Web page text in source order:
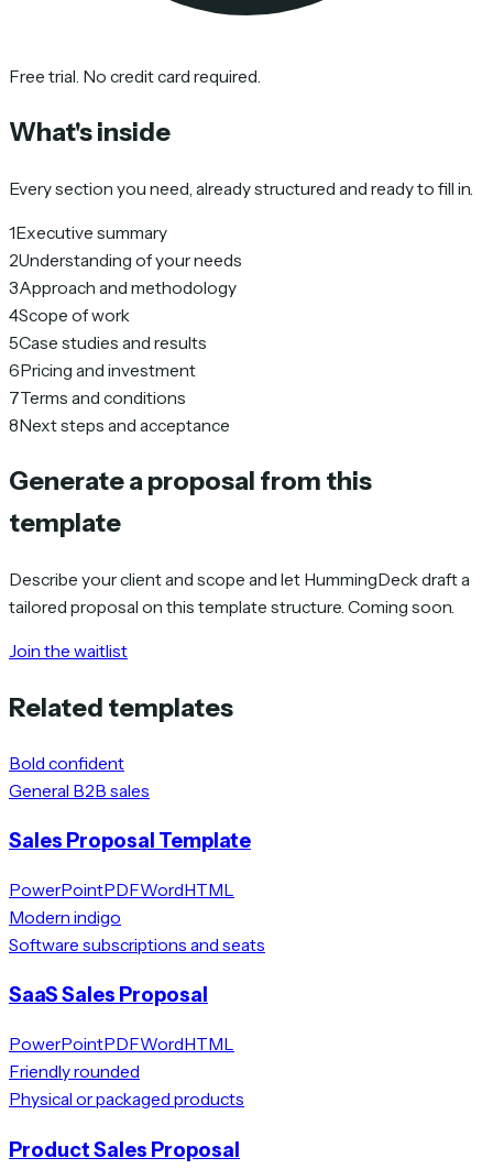
Free trial. No credit card required.
What's inside
Every section you need, already structured and ready to fill in.
1Executive summary
2Understanding of your needs
3Approach and methodology
4Scope of work
5Case studies and results
6Pricing and investment
7Terms and conditions
8Next steps and acceptance
Generate a proposal from this
template
Describe your client and scope and let HummingDeck draft a
tailored proposal on this template structure. Coming soon.
Join the waitlist
Related templates
Bold confident
General B2B sales
Sales Proposal Template
PowerPointPDFWordHTML
Modern indigo
Software subscriptions and seats
SaaS Sales Proposal
PowerPointPDFWordHTML
Friendly rounded
Physical or packaged products
Product Sales Proposal